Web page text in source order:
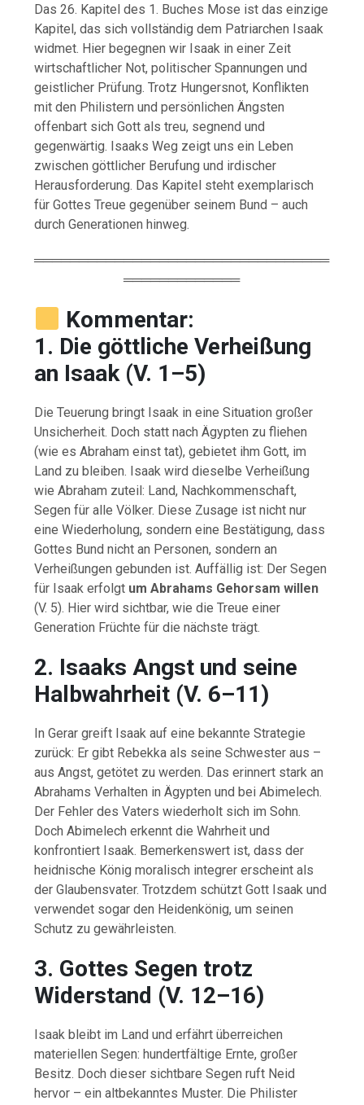
Das26. Kapiteldes 1. Buches Mose istdaseinzige
Kapitel,das sichvollständigdem Patriarchen Isaak
widmet. Hierbegegnenwir Isaak ineiner Zeit
wirtschaftlicher Not,politischerSpannungenund
geistlicher Prüfung.Trotz Hungersnot, Konflikten
mitden PhilisternundpersönlichenÄngsten
offenbart sichGottalstreu, segnendund
gegenwärtig. IsaaksWeg zeigtunsein Leben
zwischengöttlicher Berufungund irdischer
Herausforderung. Das Kapitel stehtexemplarisch
fürGottesTreuegegenüber seinem Bund –auch
durchGenerationenhinweg.
═════════════════════════════════
═════════════
Kommentar:
1. Die göttlicheVerheißung
an Isaak (V. 1–5)
DieTeuerungbringt Isaak ineineSituationgroßer
Unsicherheit. Doch stattnachÄgypten zufliehen
(wieesAbrahameinsttat),gebietet ihmGott, im
Land zubleiben. IsaakwirddieselbeVerheißung
wieAbraham zuteil: Land, Nachkommenschaft,
SegenfüralleVölker. Diese Zusage istnichtnur
eineWiederholung, sonderneine Bestätigung,dass
Gottes Bundnichtan Personen, sondernan
Verheißungengebunden ist.Auffällig ist: DerSegen
für Isaakerfolgt umAbrahams Gehorsamwillen
(V. 5). Hierwird sichtbar,wiedieTreueeiner
Generation Früchtefürdienächsteträgt.
2. IsaaksAngst und seine
Halbwahrheit (V. 6–11)
InGerargreift IsaakaufeinebekannteStrategie
zurück: Ergibt Rebekkaals seineSchwesteraus –
ausAngst,getötet zuwerden. Daserinnert starkan
AbrahamsVerhalten inÄgyptenundbeiAbimelech.
Der FehlerdesVaterswiederholt sich imSohn.
DochAbimelecherkenntdieWahrheitund
konfrontiert Isaak. Bemerkenswert ist,dassder
heidnische Königmoralisch integrererscheintals
derGlaubensvater.Trotzdem schütztGott Isaakund
verwendet sogarden Heidenkönig,um seinen
Schutz zugewährleisten.
3. Gottes Segen trotz
Widerstand (V. 12–16)
Isaakbleibt im Landunderfährtüberreichen
materiellenSegen:hundertfältige Ernte,großer
Besitz. Dochdieser sichtbareSegenruft Neid
hervor –einaltbekanntes Muster. Die Philister